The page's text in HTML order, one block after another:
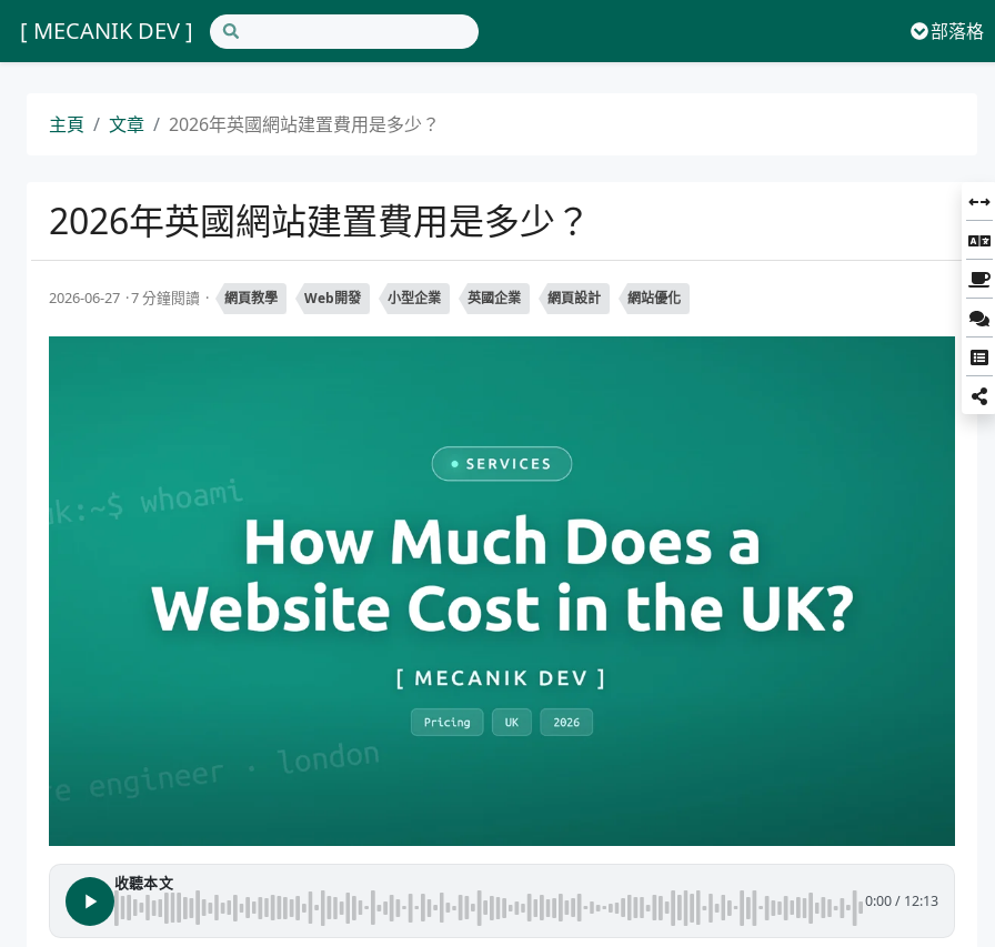
[ MECANIK DEV ] 部落格
主頁 文章 2026年英國網站建置費用是多少？
2026年英國網站建置費用是多少？
2026-06-27 7 分鐘閱讀 網頁教學 Web開發 小型企業 英國企業 網頁設計 網站優化
收聽本文
0:00/ 12:13